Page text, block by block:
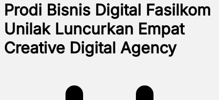
Prodi Bisnis Digital Fasilkom
Unilak Luncurkan Empat
Creative Digital Agency